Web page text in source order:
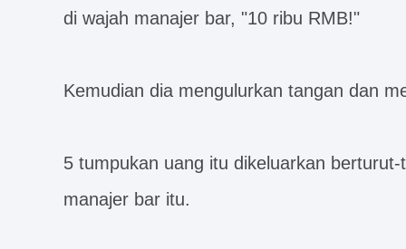
di wajah manajer bar, "10 ribu RMB!"
Kemudian dia mengulurkan tangan dan
5 tumpukan uang itu dikeluarkan
manajer bar itu.